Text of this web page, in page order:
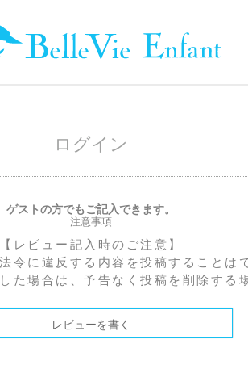
ログイン
ゲストの方でもご記入できます。
注意事項
【レビュー記入時のご注意】
令に違反する内容を投稿することは
た場合は、予告なく投稿を削除する
レビューを書く